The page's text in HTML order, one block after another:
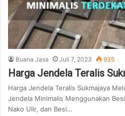
Buana Jasa Juli 7, 2023 935
Harga Jendela Teralis
Harga Jendela Teralis Sukmajaya
Jendela Minimalis Menggunakan
Nako Ulir, dan Besi…